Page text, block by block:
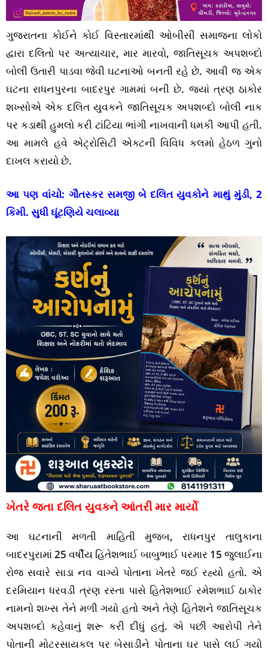
ગુજરાતના કોઈને કોઈ વિસ્તારમાંથી ઓબીસી સમાજના લોકો
દ્વારા દલિતો પર અત્યાચાર, માર મારવો, જાતિસૂચક અપશબ્દો
બોલી ઉતારી પાડવા જેવી ઘટનાઓ બનતી રહે છે. આવી જ એક
ઘટના રાધનપુરના બાદરપુર ગામમાં બની છે. જ્યાં ત્રણ ઠાકોર
શખ્સોએ એક દલિત યુવકને જાતિસૂચક અપશબ્દો બોલી નાક
પર કડાથી હુમલો કરી ટાંટિયા ભાંગી નાખવાની ધમકી આપી હતી.
આ મામલે હવે એટ્રોસિટી એક્ટની વિવિધ કલમો હેઠળ ગુનો
દાખલ કરાયો છે.
આ પણ વાંચો: ગૌતસ્કર સમજી બે દલિત યુવકોને માથું મુંડી, 2
કિમી. સુધી ઘૂંટણિયે ચલાવ્યા
ખેતરે જતા દલિત યુવકને આંતરી માર માર્યો
આ ઘટનાની મળતી માહિતી મુજબ, રાધનપુર તાલુકાના
બાદરપુરામાં 25 વર્ષીય હિતેશભાઈ બાબુભાઈ પરમાર 15 જુલાઈના
રોજ સવારે સાડા નવ વાગ્યે પોતાના ખેતરે જઈ રહ્યો હતો. એ
દરમિયાન ધરવડી ત્રણ રસ્તા પાસે હિતેશભાઈ રમેશભાઈ ઠાકોર
નામનો શખ્સ તેને મળી ગયો હતો અને તેણે હિતેશને જાતિસૂચક
અપશબ્દો કહેવાનું શરૂ કરી દીધું હતું. એ પછી આરોપી તેને
પોતાની મોટરસાયકલ પર બેસાડીને પોતાના ઘર પાસે લઈ ગયો